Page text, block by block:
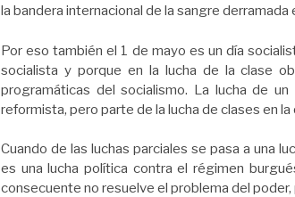
la bandera internacional de la sangre derramada
Por eso también el 1 de mayo es un día
socialista y porque en la lucha de la clase
programáticas del socialismo. La lucha de
reformista, pero parte de la lucha de clases en
Cuando de las luchas parciales se pasa a una
es una lucha política contra el régimen
consecuente no resuelve el problema del